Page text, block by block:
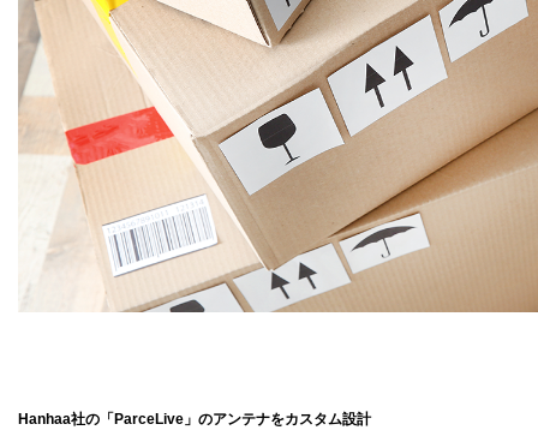
Hanhaa社の「ParceLive」のアンテナをカスタム設計